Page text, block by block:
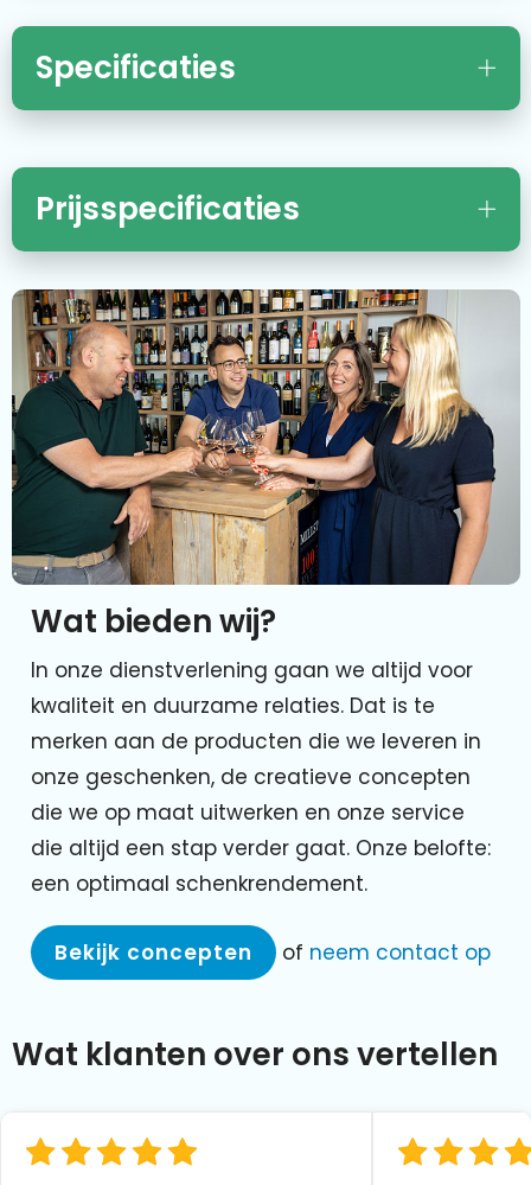
Specificaties
Prijsspecificaties
Wat bieden wij?
In onze dienstverlening gaan we altijd voor
kwaliteit en duurzame relaties. Dat is te
merken aan de producten die we leveren in
onze geschenken, de creatieve concepten
die we op maat uitwerken en onze service
die altijd een stap verder gaat. Onze belofte:
een optimaal schenkrendement.
Bekijk concepten of neem contact op
Wat klanten over ons vertellen